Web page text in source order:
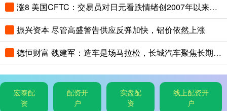
涨8 美国CFTC：交易员对日元看跌情绪创2007年以来最高，对美元看涨程度创2015年以来最高
振兴资本 尽管高盛警告供应反弹加快，铝价依然上涨
德恒财富 魏建军：造车是场马拉松，长城汽车聚焦长期主义与有质量的市占率
宏泰配
资
配资开
户
实盘配
资
线上配资开
户